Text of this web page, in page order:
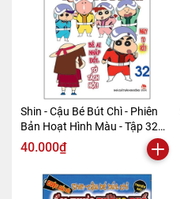
Shin - Cậu Bé Bút Chì - Phiên
Bản Hoạt Hình Màu - Tập 32
(Tái Bản 2019)
40.000₫